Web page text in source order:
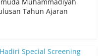
Tahun Ajaran